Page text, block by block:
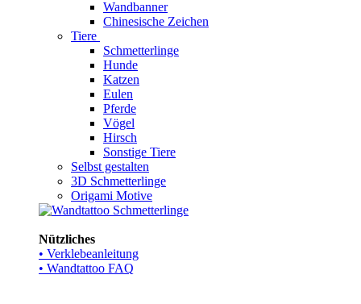
Wandbanner
Chinesische Zeichen
Tiere
Schmetterlinge
Hunde
Katzen
Eulen
Pferde
Vögel
Hirsch
Sonstige Tiere
Selbst gestalten
3D Schmetterlinge
Origami Motive
Nützliches
• Verklebeanleitung
• Wandtattoo FAQ